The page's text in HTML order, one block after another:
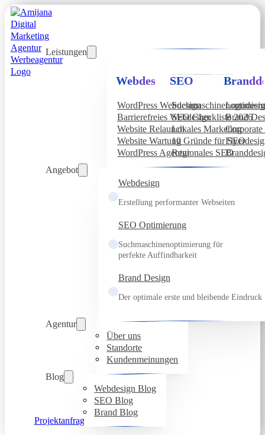
Leistungen
Webdesign
WordPress Webdesign
Barrierefreies Webdesign
Website Relaunch
Website Wartung
WordPress Agentur
SEO
SEO Checkliste 2026
Lokales Marketing
10 Gründe für SEO
Regionales SEO
Brand
Angebot
Webdesign
Erstellung performanter Webseiten
SEO Optimierung
Suchmaschinenoptimierung für
perfekte Auffindbarkeit
Brand Design
Der optimale erste und bleibende Eindruck
Agentur
Über uns
Standorte
Kundenmeinungen
Blog
Webdesign Blog
SEO Blog
Brand Blog
Projektanfrage